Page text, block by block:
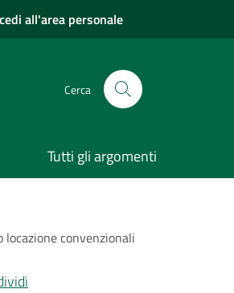
all'area personale
Cerca
Tutti gli argomenti
convenzionali